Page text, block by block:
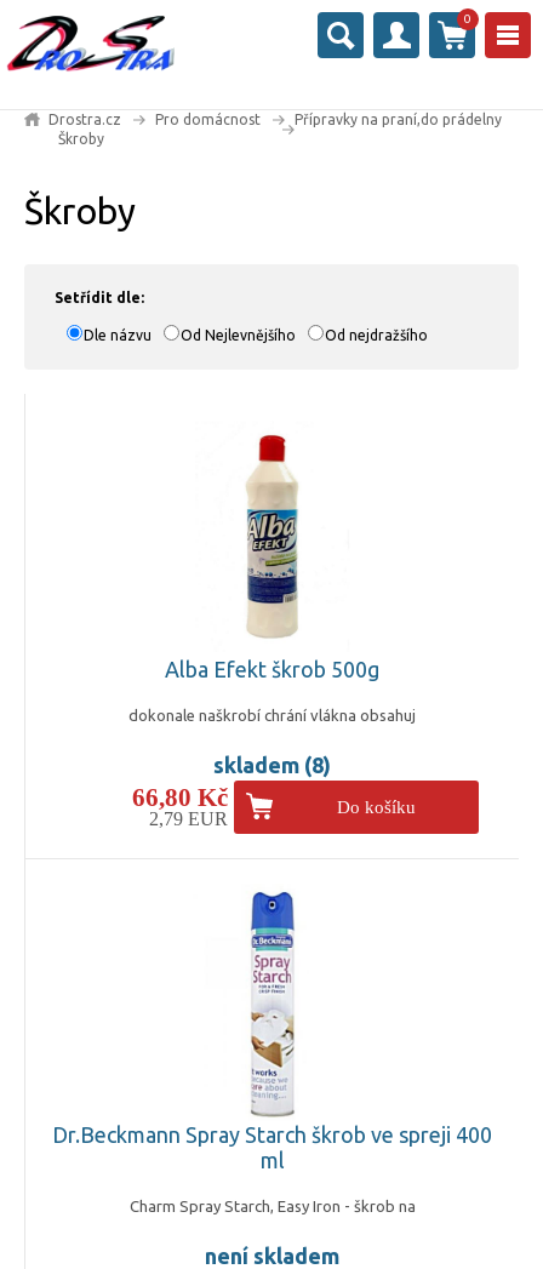
0
Drostra.cz Pro domácnost
Přípravky na praní,do prádelny
Škroby
Škroby
Setřídit dle:
Dle názvu Od Nejlevnějšího Od nejdražšího
Alba Efekt škrob 500g
dokonale naškrobí chrání vlákna obsahuj
skladem (8)
66,80 Kč
2,79 EUR
Do košíku
Dr.Beckmann Spray Starch škrob ve spreji 400
ml
Charm Spray Starch, Easy Iron - škrob na
není skladem